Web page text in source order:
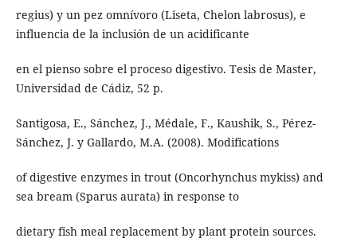
regius) y un pez omnívoro (Liseta, Chelon labrosus), e
influencia de la inclusión de un acidificante
en el pienso sobre el proceso digestivo. Tesis de Master,
Universidad de Cádiz, 52 p.
Santigosa, E., Sánchez, J., Médale, F., Kaushik, S., Pérez-
Sánchez, J. y Gallardo, M.A. (2008). Modifications
of digestive enzymes in trout (Oncorhynchus mykiss) and
sea bream (Sparus aurata) in response to
dietary fish meal replacement by plant protein sources.